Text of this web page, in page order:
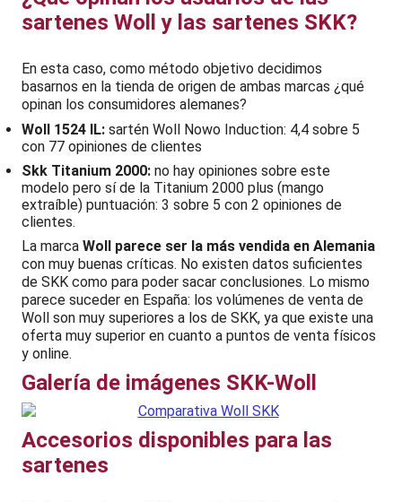
sartenes Woll y las sartenes SKK?
En esta caso, como método objetivo decidimos
basarnos en la tienda de origen de ambas marcas ¿qué
opinan los consumidores alemanes?
Woll 1524 IL: sartén Woll Nowo Induction: 4,4 sobre 5
con 77 opiniones de clientes
Skk Titanium 2000: no hay opiniones sobre este
modelo pero sí de la Titanium 2000 plus (mango
extraíble) puntuación: 3 sobre 5 con 2 opiniones de
clientes.
La marca Woll parece ser la más vendida en Alemania
con muy buenas críticas. No existen datos suficientes
de SKK como para poder sacar conclusiones. Lo mismo
parece suceder en España: los volúmenes de venta de
Woll son muy superiores a los de SKK, ya que existe una
oferta muy superior en cuanto a puntos de venta físicos
y online.
Galería de imágenes SKK-Woll
Accesorios disponibles para las
sartenes